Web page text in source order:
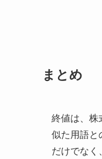
まとめ
終値は、株
似た用語と
だけでなく